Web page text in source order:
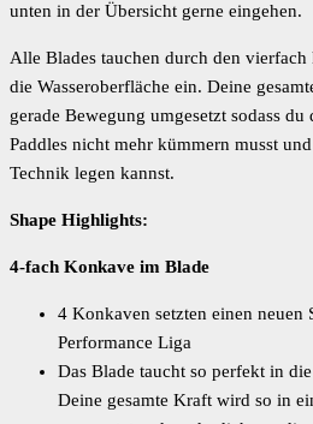
unten in der Übersicht gerne eingehen.
Alle Blades tauchen durch den
die Wasseroberfläche ein. Deine
gerade Bewegung umgesetzt sodass
Paddles nicht mehr kümmern musst
Technik legen kannst.
Shape Highlights:
4-fach Konkave im Blade
4 Konkaven setzten einen neuen
Performance Liga
Das Blade taucht so perfekt in
Deine gesamte Kraft wird so in